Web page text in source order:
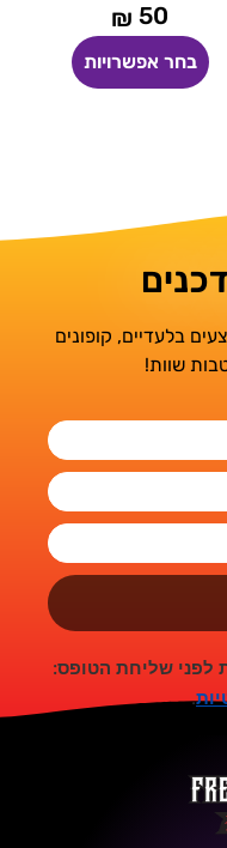
50
₪
בחר אפשרויות
בלעדיים, קופונים
שוות!
לפני שליחת הטופס:
.